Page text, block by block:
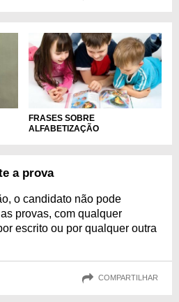
FRASES SOBRE
ALFABETIZAÇÃO
a prova
o candidato não pode
provas, com qualquer
escrito ou por qualquer outra
COMPARTILHAR